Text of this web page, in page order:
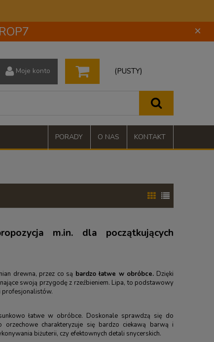
×
(PUSTY)
Moje konto
KONTAKT
O NAS
PORADY
m.in. dla początkujących
drewna, przez co są bardzo łatwe w obróbce. Dzięki
swoją przygodę z rzeźbieniem. Lipa, to podstawowy
profesjonalistów.
łatwe w obróbce. Doskonale sprawdzą się do
orzechowe charakteryzuje się bardzo ciekawą barwą i
biżuterii, czy efektownych detali snycerskich.